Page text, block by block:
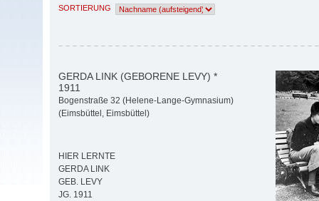
SORTIERUNG
GERDA LINK (GEBORENE LEVY) *
1911
Bogenstraße 32 (Helene-Lange-Gymnasium)
(Eimsbüttel, Eimsbüttel)
HIER LERNTE
GERDA LINK
GEB. LEVY
JG. 1911